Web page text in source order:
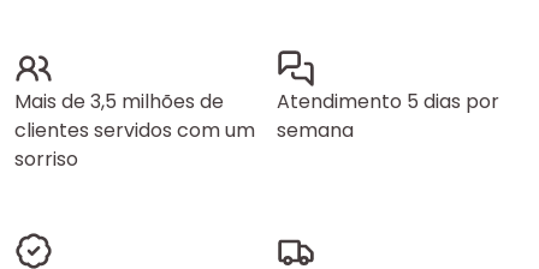
Mais de 3,5 milhões de
clientes servidos com um
sorriso
Atendimento 5 dias por
semana